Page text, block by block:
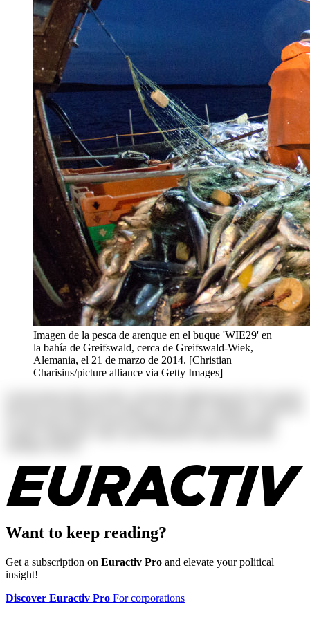
Imagen de la pesca de arenque en el buque 'WIE29' en
la bahía de Greifswald, cerca de Greifswald-Wiek,
Alemania, el 21 de marzo de 2014. [Christian
Charisius/picture alliance via Getty Images]
Want to keep reading?
Get a subscription on Euractiv Pro and elevate your political
insight!
Discover Euractiv Pro For corporations